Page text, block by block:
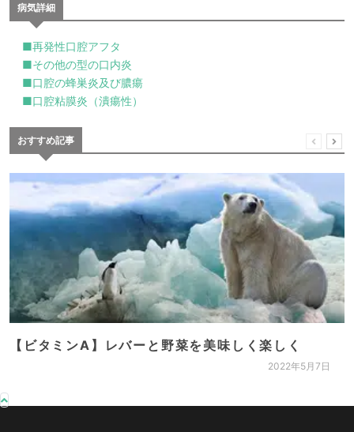
病気詳細
■再発性口腔アフタ
■その他の型の口内炎
■口腔の蜂巣炎及び膿瘍
■口腔粘膜炎（潰瘍性）
おすすめ記事
【ビタミンA】レバーと野菜を美味しく楽しく
2022年5月7日